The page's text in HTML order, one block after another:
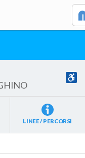
LINEE / PERCORSI